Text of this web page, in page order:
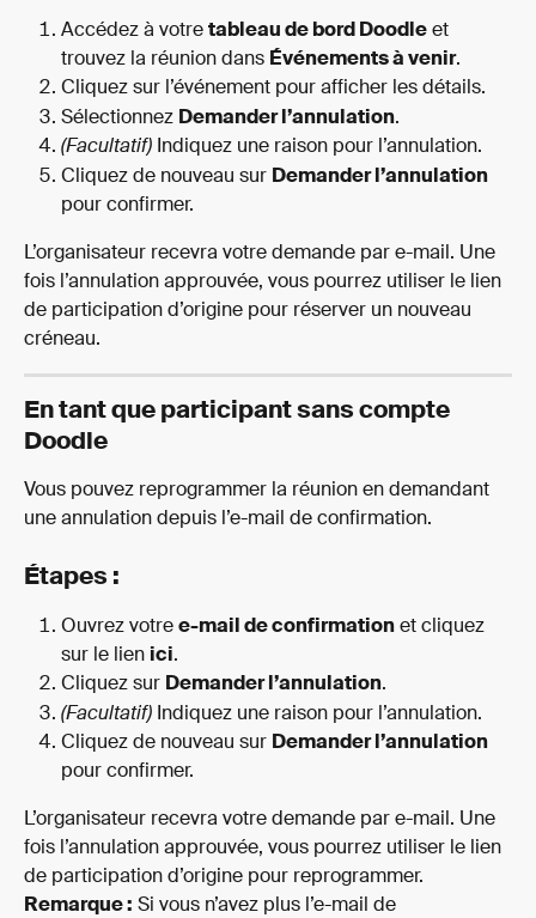
Accédez à votre tableau de bord Doodle et
trouvez la réunion dans Événements à venir.
Cliquez sur l’événement pour afficher les détails.
Sélectionnez Demander l’annulation.
(Facultatif) Indiquez une raison pour l’annulation.
Cliquez de nouveau sur Demander l’annulation
pour confirmer.
L’organisateur recevra votre demande par e-mail. Une
fois l’annulation approuvée, vous pourrez utiliser le lien
de participation d’origine pour réserver un nouveau
créneau.
En tant que participant sans compte
Doodle
Vous pouvez reprogrammer la réunion en demandant
une annulation depuis l’e-mail de confirmation.
Étapes :
Ouvrez votre e-mail de confirmation et cliquez
sur le lien ici.
Cliquez sur Demander l’annulation.
(Facultatif) Indiquez une raison pour l’annulation.
Cliquez de nouveau sur Demander l’annulation
pour confirmer.
L’organisateur recevra votre demande par e-mail. Une
fois l’annulation approuvée, vous pourrez utiliser le lien
de participation d’origine pour reprogrammer.
Remarque : Si vous n’avez plus l’e-mail de